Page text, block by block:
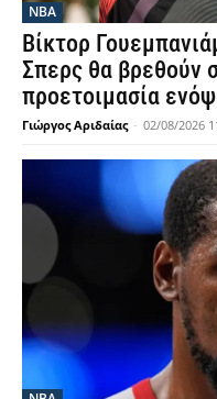
NBA
Βίκτορ
Σπερς θα βρεθούν
προετοιμασία
Γιώργος Αριδαίας - 02/08/2026